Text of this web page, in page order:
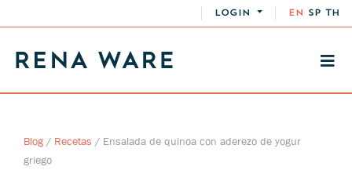
LOGIN EN SP TH
Blog / Recetas / Ensalada de quinoa con aderezo de yogur
griego